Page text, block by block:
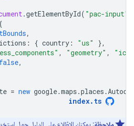
.getElementById( "pac-input"
,
: { country : "us"
},
, "geometry" ,
false,
= new google.maps .places .
index. ts
ملاحظة: يمكنك الاطّلاع على الدليل